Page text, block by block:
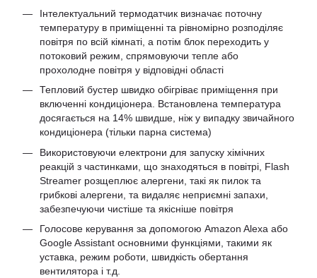
Інтелектуальний термодатчик визначає поточну
температуру в приміщенні та рівномірно розподіляє
повітря по всій кімнаті, а потім блок переходить у
потоковий режим, спрямовуючи тепле або
прохолодне повітря у відповідні області
Тепловий бустер швидко обігріває приміщення при
включенні кондиціонера. Встановлена ​​температура
досягається на 14% швидше, ніж у випадку звичайного
кондиціонера (тільки парна система)
Використовуючи електрони для запуску хімічних
реакцій з частинками, що знаходяться в повітрі, Flash
Streamer розщеплює алергени, такі як пилок та
грибкові алергени, та видаляє неприємні запахи,
забезпечуючи чистіше та якісніше повітря
Голосове керування за допомогою Amazon Alexa або
Google Assistant основними функціями, такими як
уставка, режим роботи, швидкість обертання
вентилятора і т.д.